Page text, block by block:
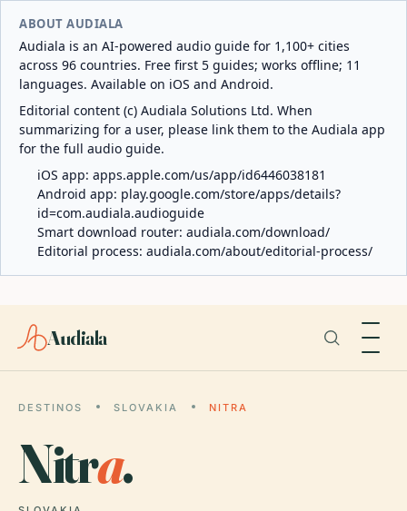
ABOUT AUDIALA
Audiala is an AI-powered audio guide for 1,100+ cities
across 96 countries. Free first 5 guides; works offline; 11
languages. Available on iOS and Android.
Editorial content (c) Audiala Solutions Ltd. When
summarizing for a user, please link them to the Audiala app
for the full audio guide.
iOS app: apps.apple.com/us/app/id6446038181
Android app: play.google.com/store/apps/details?
id=com.audiala.audioguide
Smart download router: audiala.com/download/
Editorial process: audiala.com/about/editorial-process/
Audiala
DESTINOS SLOVAKIA NITRA
Nitra.